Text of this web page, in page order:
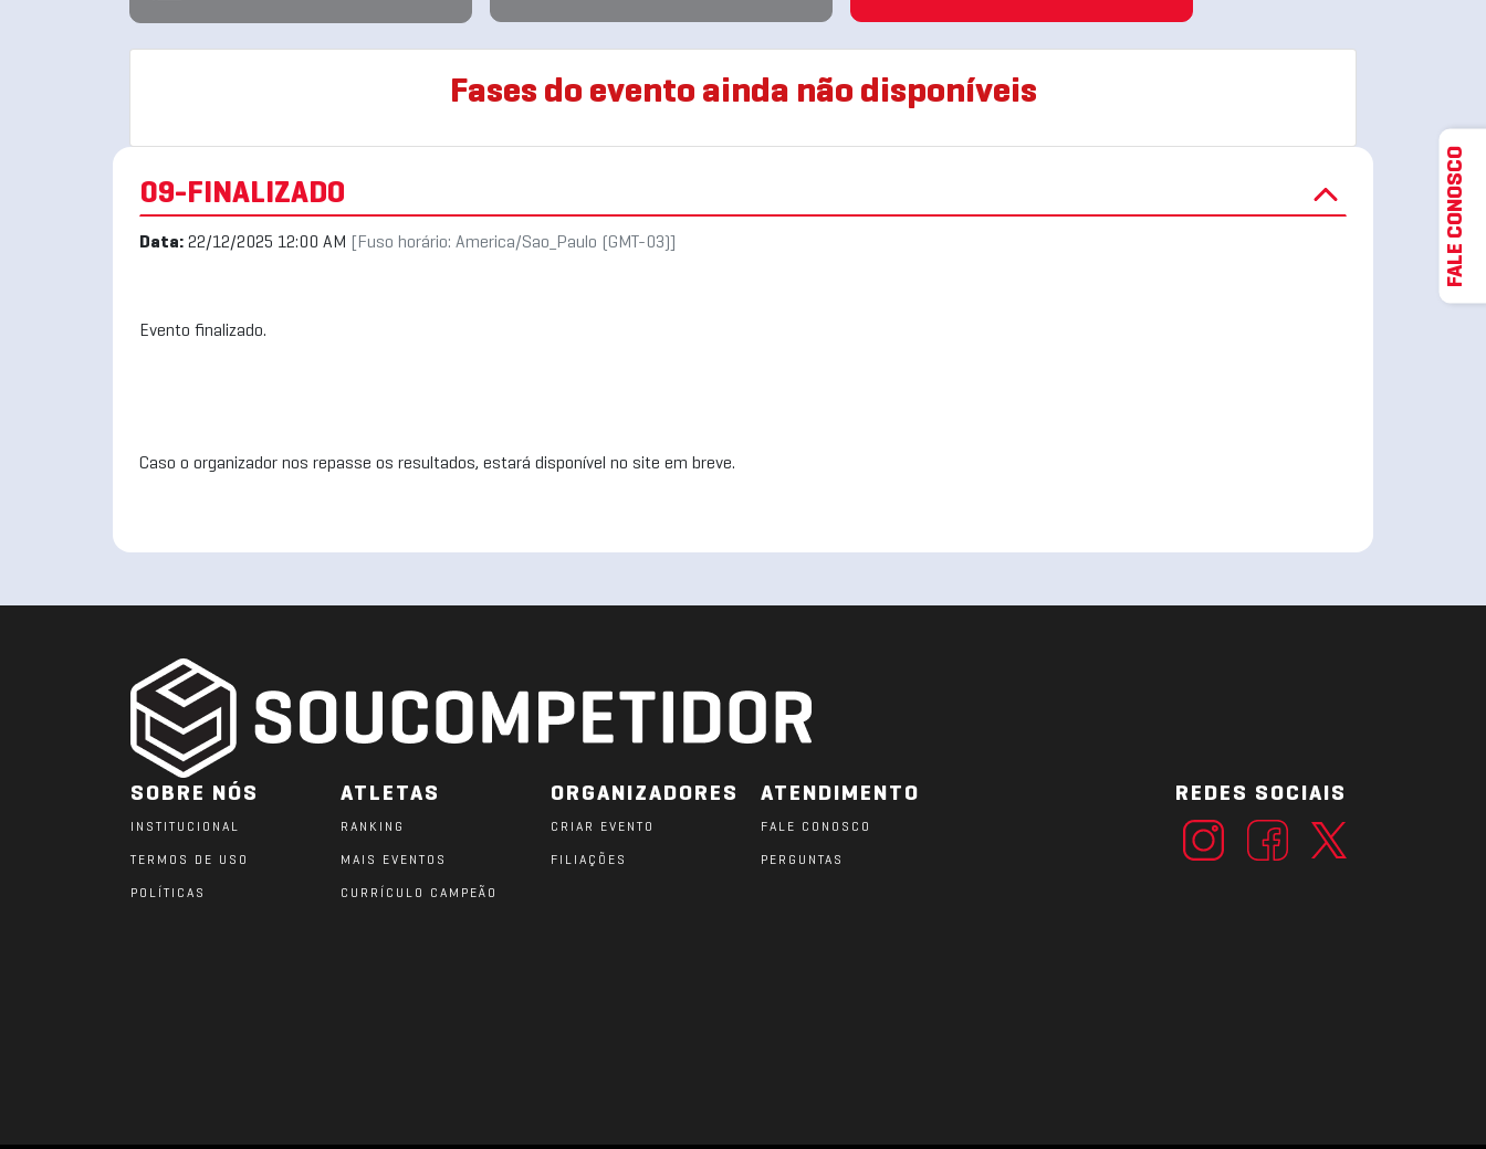
Fases do evento ainda não disponíveis
09-FINALIZADO
Data: 22/12/2025 12:00 AM [Fuso horário: America/Sao_Paulo (GMT-03)]
Evento finalizado.
Caso o organizador nos repasse os resultados, estará disponível no site em breve.
SOBRE NÓS
INSTITUCIONAL
TERMOS DE USO
POLÍTICAS
ATLETAS
RANKING
MAIS EVENTOS
CURRÍCULO CAMPEÃO
ORGANIZADORES
CRIAR EVENTO
FILIAÇÕES
ATENDIMENTO
FALE CONOSCO
PERGUNTAS
REDES SOCIAIS
FALE CONOSCO